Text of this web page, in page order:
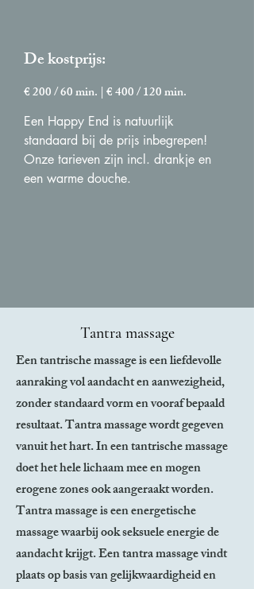
De kostprijs:
€ 200 / 60 min. | € 400 / 120 min.
Een Happy End is natuurlijk
standaard bij de prijs inbegrepen!​
Onze tarieven zijn incl. drankje en
een warme douche.
Tantra massage
Een tantrische massage is een liefdevolle
aanraking vol aandacht en aanwezigheid,
zonder standaard vorm en vooraf bepaald
resultaat. Tantra massage wordt gegeven
vanuit het hart. In een tantrische massage
doet het hele lichaam mee en mogen
erogene zones ook aangeraakt worden.
Tantra massage is een energetische
massage waarbij ook seksuele energie de
aandacht krijgt. Een tantra massage vindt
plaats op basis van gelijkwaardigheid en